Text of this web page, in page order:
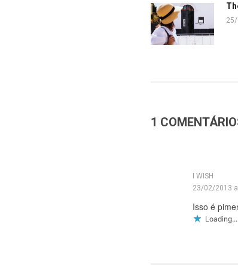
1
I WISH
23/02/2013
Isso é
Loading...